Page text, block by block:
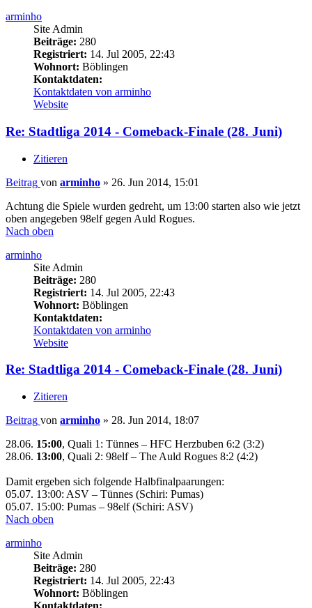
arminho
Site Admin
Beiträge: 280
Registriert: 14. Jul 2005, 22:43
Wohnort: Böblingen
Kontaktdaten:
Kontaktdaten von arminho
Website
Re: Stadtliga 2014 - Comeback-Finale (28. Juni)
Zitieren
Beitrag von arminho » 26. Jun 2014, 15:01
Achtung die Spiele wurden gedreht, um 13:00 starten also wie jetzt
oben angegeben 98elf gegen Auld Rogues.
Nach oben
arminho
Site Admin
Beiträge: 280
Registriert: 14. Jul 2005, 22:43
Wohnort: Böblingen
Kontaktdaten:
Kontaktdaten von arminho
Website
Re: Stadtliga 2014 - Comeback-Finale (28. Juni)
Zitieren
Beitrag von arminho » 28. Jun 2014, 18:07
28.06. 15:00, Quali 1: Tünnes – HFC Herzbuben 6:2 (3:2)
28.06. 13:00, Quali 2: 98elf – The Auld Rogues 8:2 (4:2)
Damit ergeben sich folgende Halbfinalpaarungen:
05.07. 13:00: ASV – Tünnes (Schiri: Pumas)
05.07. 15:00: Pumas – 98elf (Schiri: ASV)
Nach oben
arminho
Site Admin
Beiträge: 280
Registriert: 14. Jul 2005, 22:43
Wohnort: Böblingen
Kontaktdaten: